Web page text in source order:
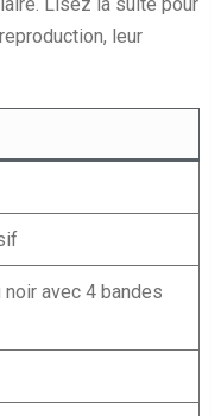
leur
noir avec 4 bandes